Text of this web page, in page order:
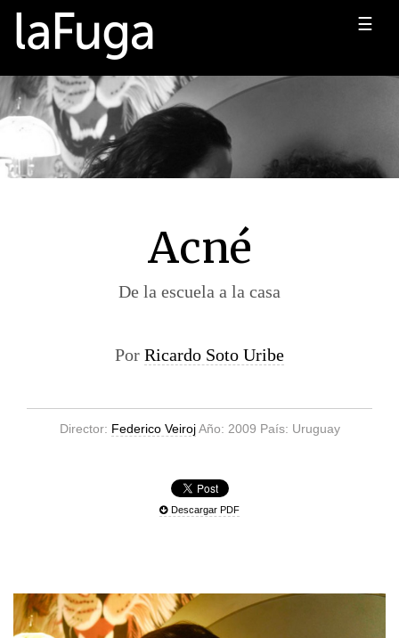
☰
Acné
De la escuela a la casa
Por Ricardo Soto Uribe
Director: Federico VeirojAño: 2009 País: Uruguay
Descargar PDF